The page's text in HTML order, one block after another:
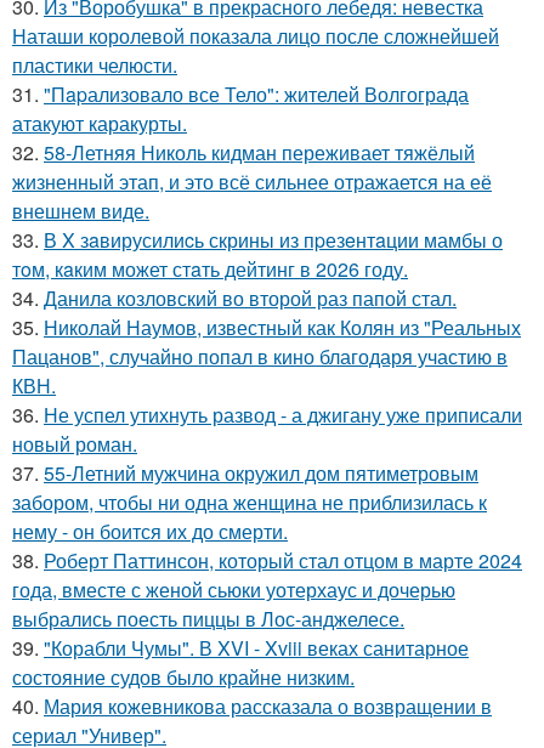
30. Из "Воробушка" в прекрасного лебедя: невестка
Наташи королевой показала лицо после сложнейшей
пластики челюсти.
31. "Пapализовало все Тело": жителей Волгограда
атакуют каракурты.
32. 58-Летняя Николь кидман переживает тяжёлый
жизненный этап, и это всё сильнее отражается на её
внешнем виде.
33. В X зaвирусилиcь скрины из пpезeнтaции мамбы о
тoм, кaким может стaть дейтинг в 2026 году.
34. Данила козловский во второй раз папой стал.
35. Николай Наумов, известный как Колян из "Реальных
Пацанов", случайно попал в кино благодаря участию в
КВН.
36. Не успел утихнуть развод - а джигану уже приписали
новый роман.
37. 55-Летний мужчина окружил дом пятиметровым
забором, чтобы ни одна женщина не приблизилась к
нему - он боится их до смерти.
38. Роберт Паттинсон, который стал отцом в марте 2024
года, вместе с женой сьюки уотерхаус и дочерью
выбрались поесть пиццы в Лос-анджелесе.
39. "Корабли Чумы". В XVI - Xviii веках санитарное
состояние судов было крайне низким.
40. Мария кожевникова рассказала о возвращении в
сериал "Универ".